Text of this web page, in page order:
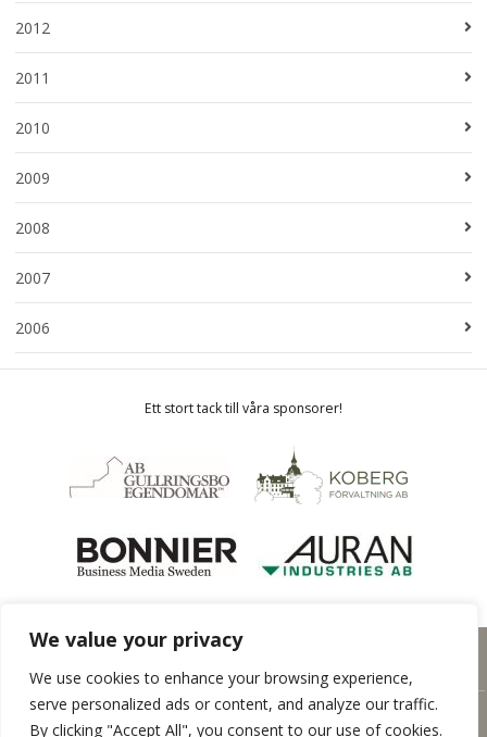
We value your privacy
We use cookies to enhance your browsing experience,
serve personalized ads or content, and analyze our traffic.
By clicking "Accept All", you consent to our use of cookies.
2012
2011
2010
2009
2008
2007
2006
Ett stort tack till våra sponsorer!
Hemsida från Rodeopark